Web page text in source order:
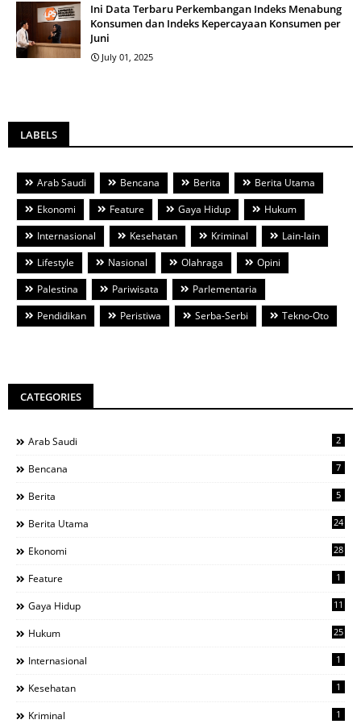
Ini Data Terbaru Perkembangan Indeks Menabung
Konsumen dan Indeks Kepercayaan Konsumen per
Juni
July 01, 2025
LABELS
Arab Saudi Bencana Berita
Berita Utama
Ekonomi
Feature Gaya Hidup
Hukum
Internasional
Kesehatan Kriminal
Lain-lain
Lifestyle
Nasional Olahraga
Opini
Palestina
Pariwisata
Parlementaria
Pendidikan
Peristiwa Serba-Serbi Tekno-Oto
CATEGORIES
Arab Saudi 2
Bencana 7
Berita 5
Berita Utama 24
Ekonomi 28
Feature 1
Gaya Hidup 11
Hukum 25
Internasional 1
Kesehatan 1
Kriminal 1